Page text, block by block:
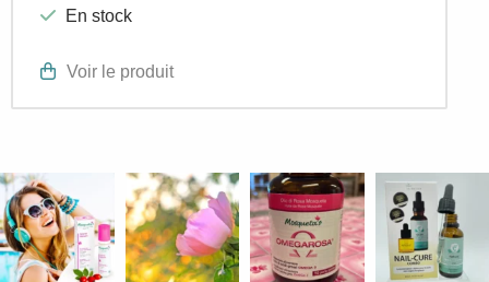
En stock
Voir le produit